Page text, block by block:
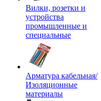
Вилки, розетки и
устройства
промышленные и
специальные
Арматура кабельная/
Изоляционные
материалы